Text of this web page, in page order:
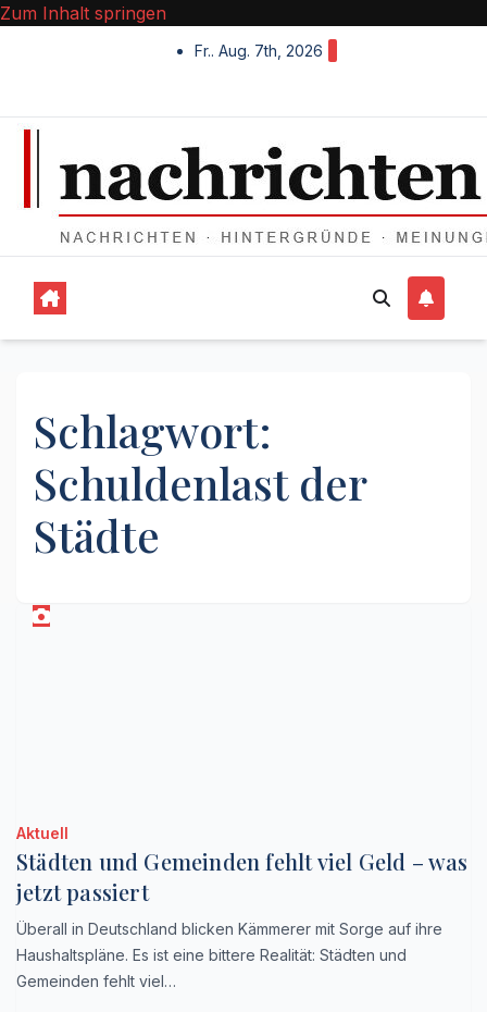
Zum Inhalt springen
Fr.. Aug. 7th, 2026
Schlagwort:
Schuldenlast der
Städte
Aktuell
Städten und Gemeinden fehlt viel Geld – was
jetzt passiert
Überall in Deutschland blicken Kämmerer mit Sorge auf ihre
Haushaltspläne. Es ist eine bittere Realität: Städten und
Gemeinden fehlt viel…